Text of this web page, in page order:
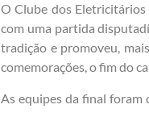
O Clube dos
com uma partida
tradição e promoveu,
comemorações, o fim do
As equipes da final foram